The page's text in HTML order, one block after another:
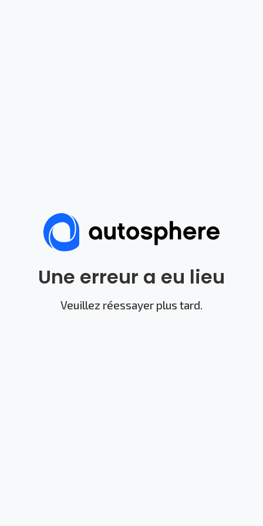
Une erreur a eu lieu
Veuillez réessayer plus tard.